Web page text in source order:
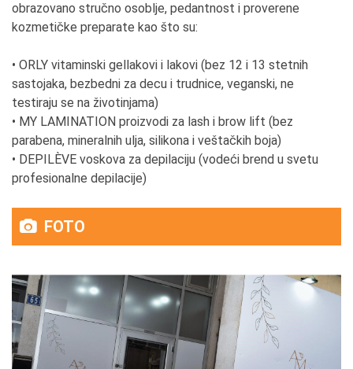
obrazovano stručno osoblje, pedantnost i proverene
kozmetičke preparate kao što su:
• ORLY vitaminski gellakovi i lakovi (bez 12 i 13 stetnih
sastojaka, bezbedni za decu i trudnice, veganski, ne
testiraju se na životinjama)
• MY LAMINATION proizvodi za lash i brow lift (bez
parabena, mineralnih ulja, silikona i veštačkih boja)
• DEPILÈVE voskova za depilaciju (vodeći brend u svetu
profesionalne depilacije)
FOTO